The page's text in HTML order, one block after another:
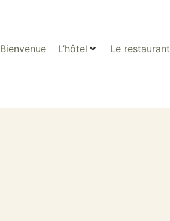
Bienvenue L’hôtel Le restaurant